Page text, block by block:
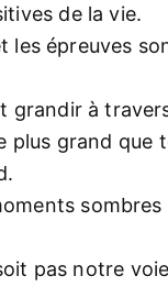
de la vie.
les épreuves
grandir à
grand que
pas notre